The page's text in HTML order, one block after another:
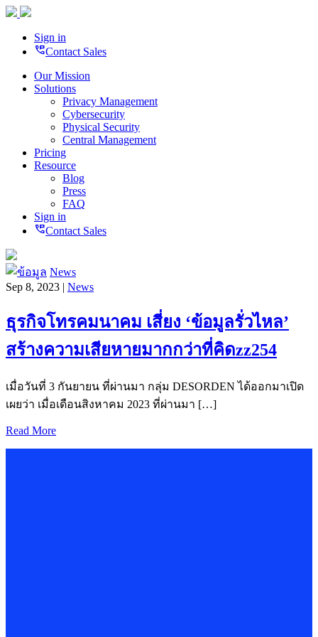
Sign in
perm_phone_msgContact Sales
Our Mission
Solutions
Privacy Management
Cybersecurity
Physical Security
Central Management
Pricing
Resource
Blog
Press
FAQ
Sign in
perm_phone_msgContact Sales
News
Sep 8, 2023 | News
ธุรกิจโทรคมนาคม เสี่ยง ‘ข้อมูลรั่วไหล’
สร้างความเสียหายมากกว่าที่คิดzz254
เมื่อวันที่ 3 กันยายน ที่ผ่านมา กลุ่ม DESORDEN ได้ออกมาเปิด
เผยว่า เมื่อเดือนสิงหาคม 2023 ที่ผ่านมา […]
Read More